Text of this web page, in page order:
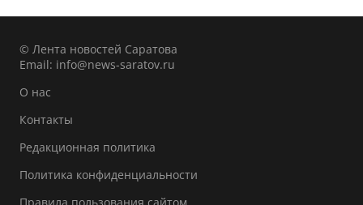
© Лента новостей Саратова
Email: info@news-saratov.ru
О нас
Контакты
Редакционная политика
Политика конфиденциальности